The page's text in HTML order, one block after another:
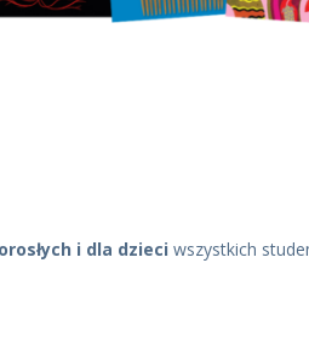
i dla dzieci wszystkich